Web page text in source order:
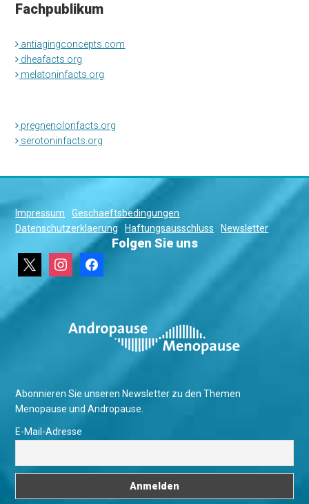
Fachpublikum
antiagingconcepts.com
dheafacts.org
melatoninfacts.org
pregnenolonfacts.org
serotoninfacts.org
Impressum
Geschaeftsbedingungen
Datenschutzerklaerung
Haftungsausschluss Newsletter
Folgen Sie uns
instagramfacebook
Abonnieren Sie unseren Newsletter zu den Themen
Menopause und Andropause.
E-Mail-Adresse